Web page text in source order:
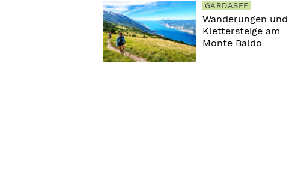
GARDASEE
Wanderungen und
Klettersteige am
Monte Baldo